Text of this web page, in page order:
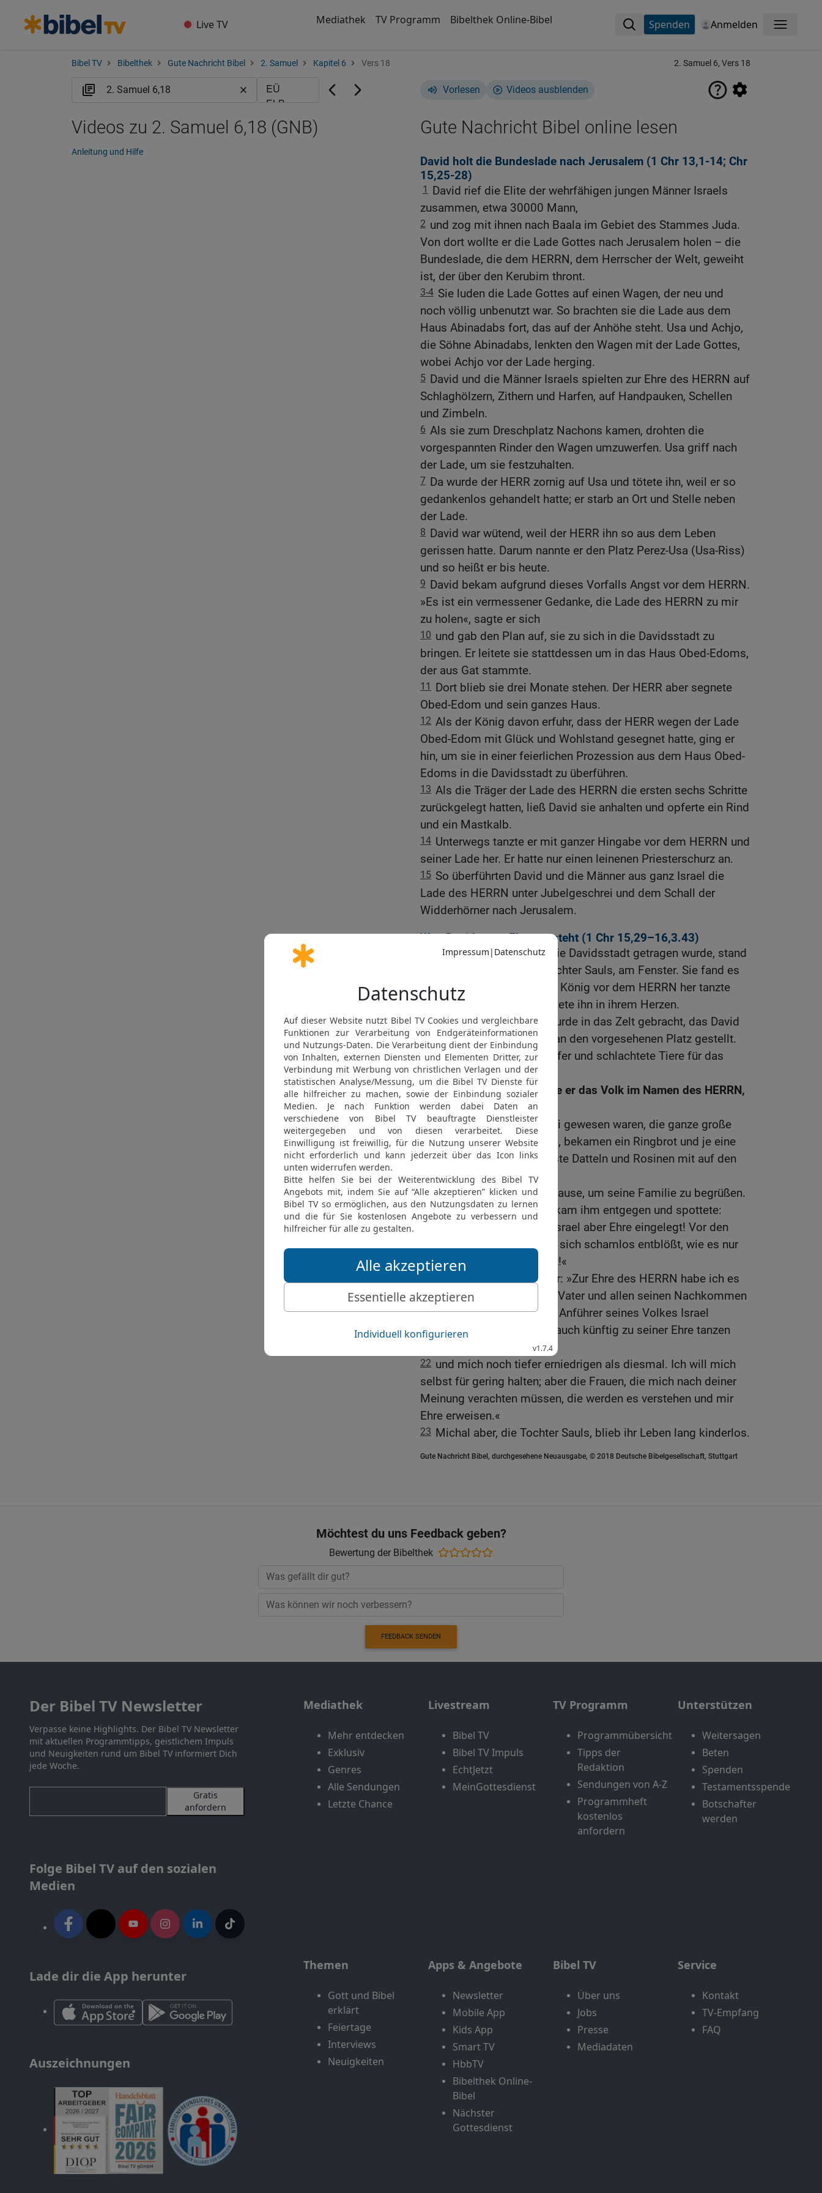
Live TV Mediathek TV Programm Bibelthek Online-Bibel Spenden Anmelden Menü
Bibel TV Bibelthek Gute Nachricht Bibel 2. Samuel Kapitel 6 Vers 18 2. Samuel 6, Vers 18
Vorlesen Videos ausblenden
Gute Nachricht Bibel online lesen
David holt die Bundeslade nach Jerusalem (1 Chr 13,1-14; Chr
15,25-28)
1
David rief die Elite der wehrfähigen jungen Männer Israels
zusammen, etwa 30000 Mann,
2 und zog mit ihnen nach Baala im Gebiet des Stammes Juda.
Von dort wollte er die Lade Gottes nach Jerusalem holen – die
Bundeslade, die dem HERRN, dem Herrscher der Welt, geweiht
ist, der über den Kerubim thront.
3-4 Sie luden die Lade Gottes auf einen Wagen, der neu und
noch völlig unbenutzt war. So brachten sie die Lade aus dem
Haus Abinadabs fort, das auf der Anhöhe steht. Usa und Achjo,
die Söhne Abinadabs, lenkten den Wagen mit der Lade Gottes,
wobei Achjo vor der Lade herging.
5 David und die Männer Israels spielten zur Ehre des HERRN auf
Schlaghölzern, Zithern und Harfen, auf Handpauken, Schellen
und Zimbeln.
6 Als sie zum Dreschplatz Nachons kamen, drohten die
vorgespannten Rinder den Wagen umzuwerfen. Usa griff nach
der Lade, um sie festzuhalten.
7 Da wurde der HERR zornig auf Usa und tötete ihn, weil er so
gedankenlos gehandelt hatte; er starb an Ort und Stelle neben
der Lade.
8 David war wütend, weil der HERR ihn so aus dem Leben
gerissen hatte. Darum nannte er den Platz Perez-Usa (Usa-Riss)
und so heißt er bis heute.
9 David bekam aufgrund dieses Vorfalls Angst vor dem HERRN.
»Es ist ein vermessener Gedanke, die Lade des HERRN zu mir
zu holen«, sagte er sich
10 und gab den Plan auf, sie zu sich in die Davidsstadt zu
bringen. Er leitete sie stattdessen um in das Haus Obed-Edoms,
der aus Gat stammte.
11
Dort blieb sie drei Monate stehen. Der HERR aber segnete
Obed-Edom und sein ganzes Haus.
12 Als der König davon erfuhr, dass der HERR wegen der Lade
Obed-Edom mit Glück und Wohlstand gesegnet hatte, ging er
hin, um sie in einer feierlichen Prozession aus dem Haus Obed-
Edoms in die Davidsstadt zu überführen.
13 Als die Träger der Lade des HERRN die ersten sechs Schritte
zurückgelegt hatten, ließ David sie anhalten und opferte ein Rind
und ein Mastkalb.
14 Unterwegs tanzte er mit ganzer Hingabe vor dem HERRN und
seiner Lade her. Er hatte nur einen leinenen Priesterschurz an.
15 So überführten David und die Männer aus ganz Israel die
Lade des HERRN unter Jubelgeschrei und dem Schall der
Widderhörner nach Jerusalem.
Was David unter Ehre versteht (1 Chr 15,29–16,3.43)
Als die Bundeslade in die Davidsstadt getragen wurde, stand
Davids Frau Michal, die Tochter Sauls, am Fenster. Sie fand es
unpassend, dass David als König vor dem HERRN her tanzte
und hüpfte, und sie verachtete ihn in ihrem Herzen.
17 Die Lade des HERRN wurde in das Zelt gebracht, das David
für sie errichtet hatte, und an den vorgesehenen Platz gestellt.
Der König opferte Brandopfer und schlachtete Tiere für das
Opfermahl.
18
Nach dem Mahl segnete er das Volk im Namen des HERRN,
des Herrschers der Welt.
19 Alle aus Israel, die dabei gewesen waren, die ganze große
Menge, Männer wie Frauen, bekamen ein Ringbrot und je eine
Portion zusammengepresste Datteln und Rosinen mit auf den
Heimweg.
20 Auch David ging nach Hause, um seine Familie zu begrüßen.
Michal, die Tochter Sauls, kam ihm entgegen und spottete:
»Heute hat der König von Israel aber Ehre eingelegt! Vor den
Frauen seiner Diener hat er sich schamlos entblößt, wie es nur
das niedrigste Gesindel tut!«
Doch David erwiderte ihr: »Zur Ehre des HERRN habe ich es
getan! Er hat mich deinem Vater und allen seinen Nachkommen
vorgezogen und mich zum Anführer seines Volkes Israel
gemacht. Deshalb will ich auch künftig zu seiner Ehre tanzen
22 und mich noch tiefer erniedrigen als diesmal. Ich will mich
selbst für gering halten; aber die Frauen, die mich nach deiner
Meinung verachten müssen, die werden es verstehen und mir
Ehre erweisen.«
23 Michal aber, die Tochter Sauls, blieb ihr Leben lang kinderlos.
Gute Nachricht Bibel, durchgesehene Neuausgabe, © 2018 Deutsche Bibelgesellschaft, Stuttgart
Videos zu 2. Samuel 6,18 (GNB)
Anleitung und Hilfe
Möchtest du uns Feedback geben?
Bewertung der Bibelthek
FEEDBACK SENDEN
Der Bibel TV Newsletter
Verpasse keine Highlights. Der Bibel TV Newsletter
mit aktuellen Programmtipps, geistlichem Impuls
und Neuigkeiten rund um Bibel TV informiert Dich
jede Woche.
Gratis
anfordern
Folge Bibel TV auf den sozialen
Medien
Lade dir die App herunter
Auszeichnungen
Mediathek
Mehr entdecken
Exklusiv
Genres
Alle Sendungen
Letzte Chance
Livestream
Bibel TV
Bibel TV Impuls
EchtJetzt
MeinGottesdienst
TV Programm
Programmübersicht
Tipps der
Redaktion
Sendungen von A-Z
Programmheft
kostenlos
anfordern
Unterstützen
Weitersagen
Beten
Spenden
Testamentsspende
Botschafter
werden
Themen
Gott und Bibel
erklärt
Feiertage
Interviews
Neuigkeiten
Apps & Angebote
Newsletter
Mobile App
Kids App
Smart TV
HbbTV
Bibelthek Online-
Bibel
Nächster
Gottesdienst
Bibel TV
Über uns
Jobs
Presse
Mediadaten
Service
Kontakt
TV-Empfang
FAQ